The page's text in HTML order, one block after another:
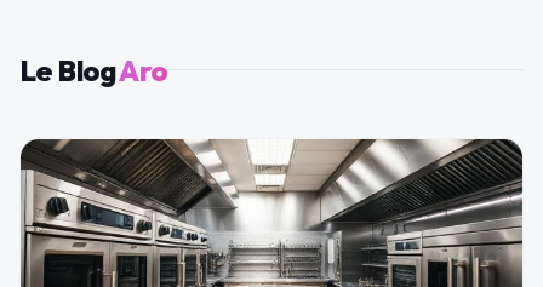
Le BlogAro